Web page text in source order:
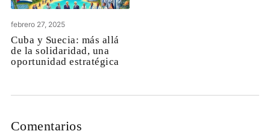
febrero 27, 2025
Cuba y Suecia: más allá
de la solidaridad, una
oportunidad estratégica
Comentarios